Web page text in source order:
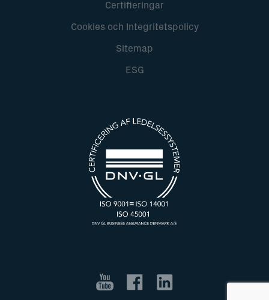
Certifieringar
Cookies och Integritetspolicy
Sitemap
ESG